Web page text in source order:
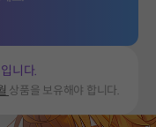
니다.
상품을 보유해야 합니다.